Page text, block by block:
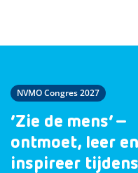
NVMO Congres 2027
‘Zie de mens’ –
ontmoet, leer en
inspireer